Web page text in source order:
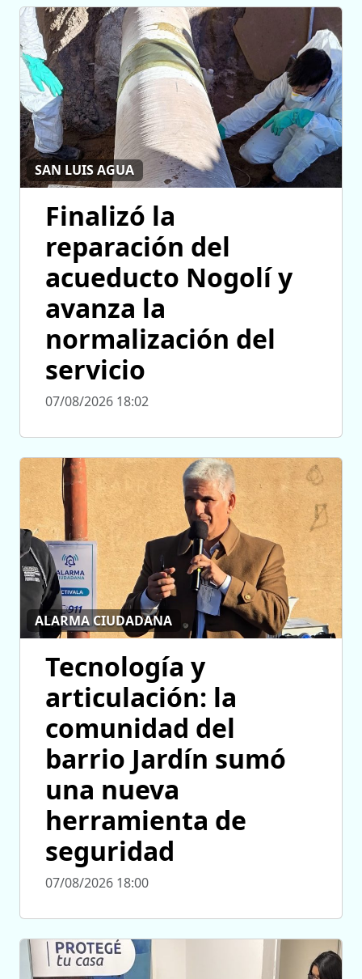
SAN LUIS AGUA
Finalizó la
reparación del
acueducto Nogolí y
avanza la
normalización del
servicio
07/08/2026 18:02
ALARMA CIUDADANA
Tecnología y
articulación: la
comunidad del
barrio Jardín sumó
una nueva
herramienta de
seguridad
07/08/2026 18:00